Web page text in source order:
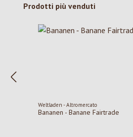
Salta la galleria dei prodotti
Prodotti più venduti
Weltladen - Altromercato
Bananen - Banane Fairtrade